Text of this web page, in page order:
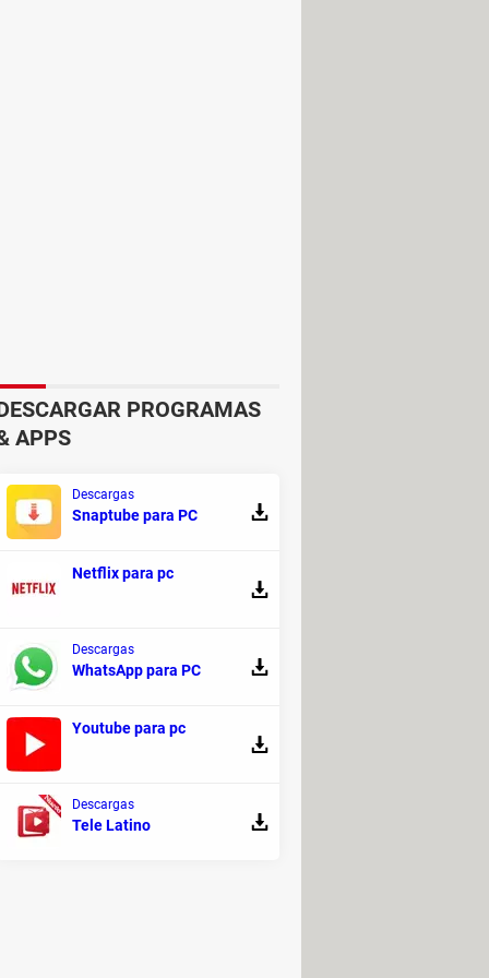
en la que tu única misión
3 horas cada uno. Algunos
a una feroz ventisca, y
supervivencia bien
que pueden herir la
PROGRAMAS
APPS
Descargas
Snaptube para PC
Netflix para pc
Descargas
WhatsApp para PC
Youtube para pc
Descargas
Tele Latino